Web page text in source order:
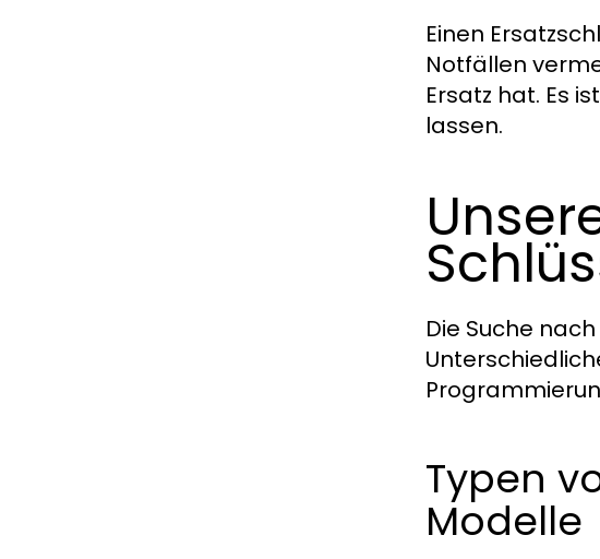
Einen
Notfällen
Ersatz hat. Es
lassen.
Die Suche
Typen
Modelle